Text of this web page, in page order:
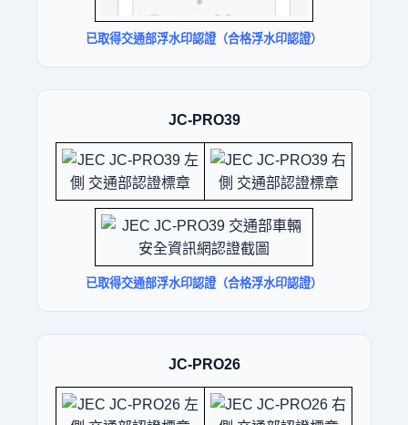
已取得交通部浮水印認證（合格浮水印認證）
JC-PRO39
已取得交通部浮水印認證（合格浮水印認證）
JC-PRO26